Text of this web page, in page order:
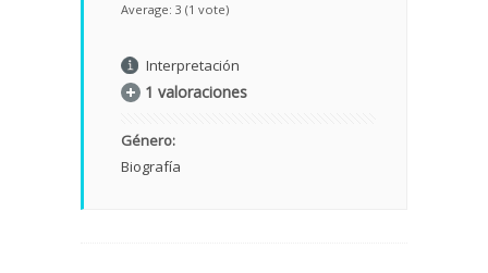
Average: 3 (1 vote)
Interpretación
1 valoraciones
Género:
Biografía